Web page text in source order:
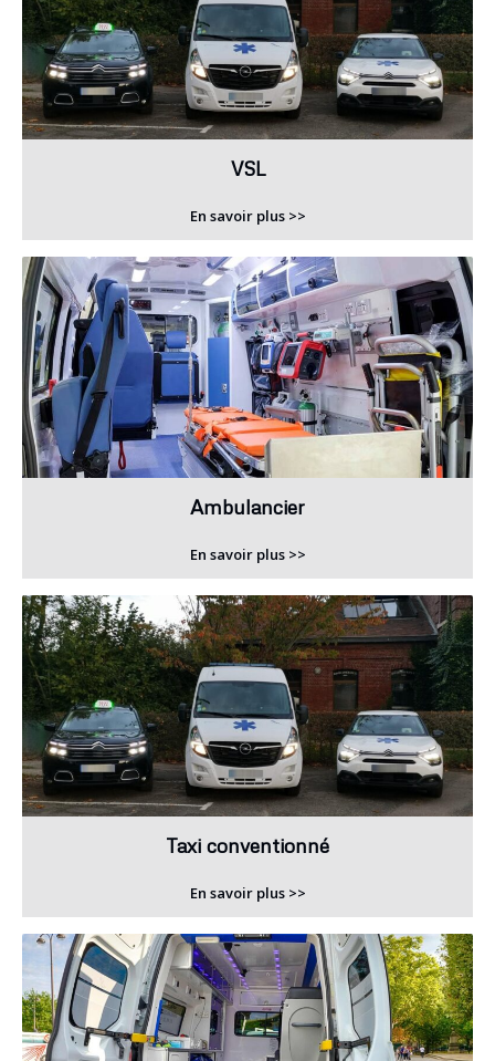
VSL
En savoir plus >>
Ambulancier
En savoir plus >>
Taxi conventionné
En savoir plus >>